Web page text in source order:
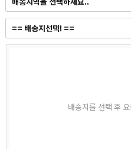
배송지를 선택 후